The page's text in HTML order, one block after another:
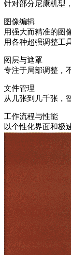
针对部分尼康机型
图像编辑
用强大而精准的图
用各种超强调整工
图层与遮罩
专注于局部调整，
文件管理
从几张到几千张，
工作流程与性能
以个性化界面和极